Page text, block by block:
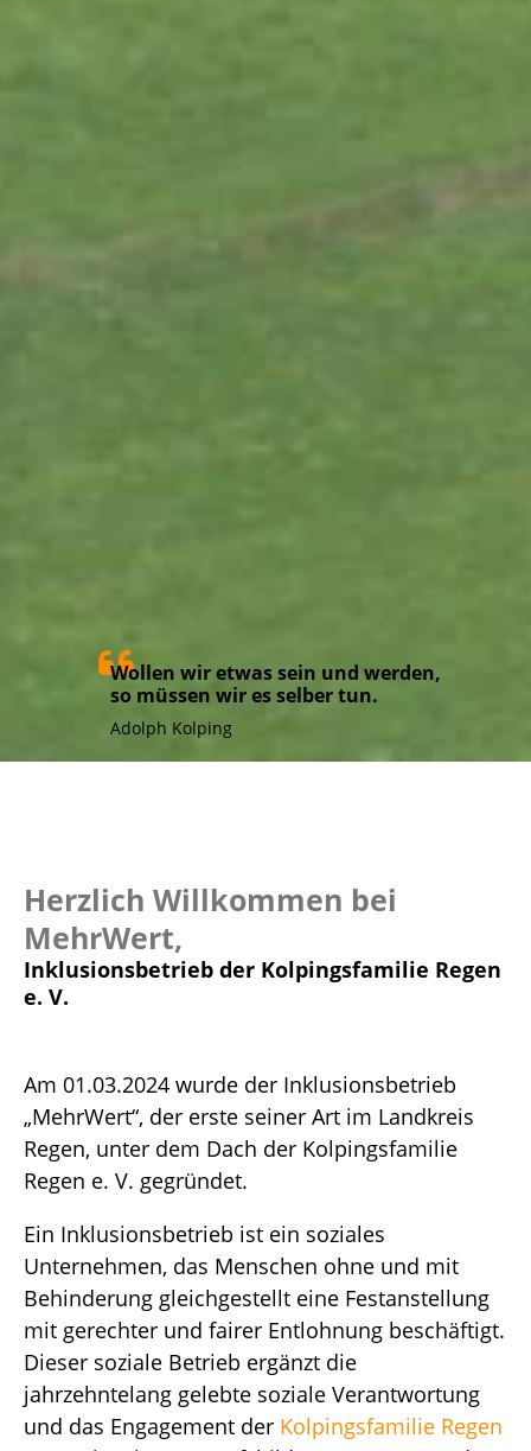
Wollen wir etwas sein und werden,
so müssen wir es selber tun.
Adolph Kolping
Herzlich Willkommen bei
MehrWert,
Inklusionsbetrieb der Kolpingsfamilie Regen
e. V.
Am 01.03.2024 wurde der Inklusionsbetrieb
„MehrWert“, der erste seiner Art im Landkreis
Regen, unter dem Dach der Kolpingsfamilie
Regen e. V. gegründet.
Ein Inklusionsbetrieb ist ein soziales
Unternehmen, das Menschen ohne und mit
Behinderung gleichgestellt eine Festanstellung
mit gerechter und fairer Entlohnung beschäftigt.
Dieser soziale Betrieb ergänzt die
jahrzehntelang gelebte soziale Verantwortung
und das Engagement der Kolpingsfamilie Regen